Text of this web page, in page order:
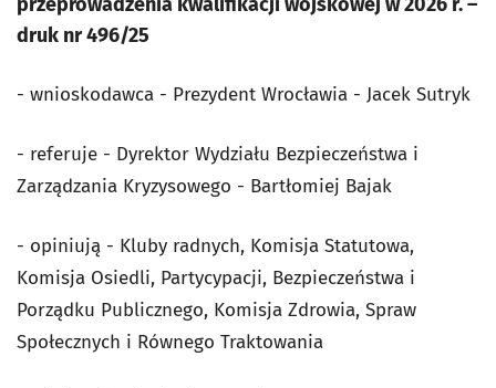
druk nr 496/25
- wnioskodawca - Prezydent Wrocławia - Jacek Sutryk
- referuje - Dyrektor Wydziału Bezpieczeństwa i
Zarządzania Kryzysowego - Bartłomiej Bajak
- opiniują - Kluby radnych, Komisja Statutowa,
Komisja Osiedli, Partycypacji, Bezpieczeństwa i
Porządku Publicznego, Komisja Zdrowia, Spraw
Społecznych i Równego Traktowania